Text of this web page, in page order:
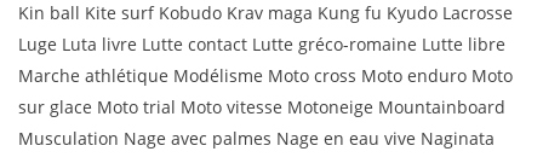
Kin ball Kite surf Kobudo Krav maga Kung fu Kyudo Lacrosse
Luge Luta livre Lutte contact Lutte gréco-romaine Lutte libre
Marche athlétique Modélisme Moto cross Moto enduro Moto
sur glace Moto trial Moto vitesse Motoneige Mountainboard
Musculation Nage avec palmes Nage en eau vive Naginata